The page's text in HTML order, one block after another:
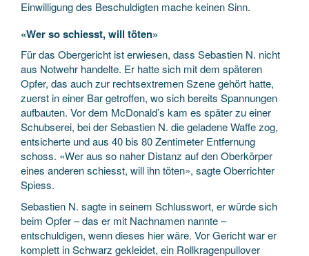
Einwilligung des Beschuldigten mache keinen Sinn.
«Wer so schiesst, will töten»
Für das Obergericht ist erwiesen, dass Sebastien N. nicht
aus Notwehr handelte. Er hatte sich mit dem späteren
Opfer, das auch zur rechtsextremen Szene gehört hatte,
zuerst in einer Bar getroffen, wo sich bereits Spannungen
aufbauten. Vor dem McDonald’s kam es später zu einer
Schubserei, bei der Sebastien N. die geladene Waffe zog,
entsicherte und aus 40 bis 80 Zentimeter Entfernung
schoss. «Wer aus so naher Distanz auf den Oberkörper
eines anderen schiesst, will ihn töten», sagte Oberrichter
Spiess.
Sebastien N. sagte in seinem Schlusswort, er würde sich
beim Opfer – das er mit Nachnamen nannte –
entschuldigen, wenn dieses hier wäre. Vor Gericht war er
komplett in Schwarz gekleidet, ein Rollkragenpullover